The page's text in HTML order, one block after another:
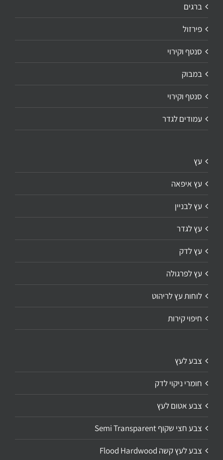
ברגים
פירזול
סנטף וקירוי
במבוק
סנטף וקירוי
עמודים לגדר
עץ
עץ איפאה
עץ לבניין
עץ לגדר
עץ לדק
עץ לפרגולה
לוחות עץ לריהוט
חיפוי קירות
צבע לעץ
חומרי ניקוי לדק
צבע אטום לעץ
צבע חצי שקוף Semi Transparent
צבע לעץ קשה Flood Hardwood